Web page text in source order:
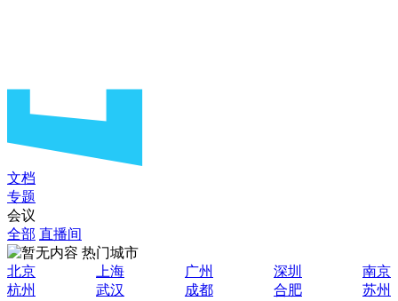
文档
专题
会议
全部 直播间
热门城市
北京
上海 广州 深圳
南京
杭州
武汉 成都 合肥
苏州